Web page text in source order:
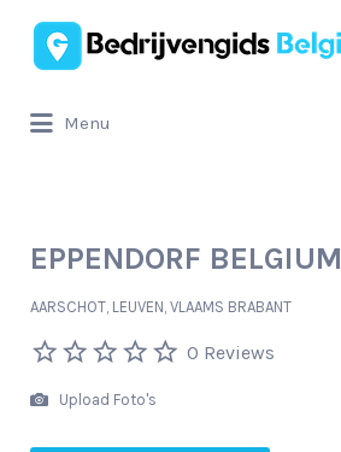
Zoek
naar:
Menu
naar:
EPPENDORF BELGIUM
AARSCHOT, LEUVEN, VLAAMS BRABANT
0 Reviews
Upload Foto's